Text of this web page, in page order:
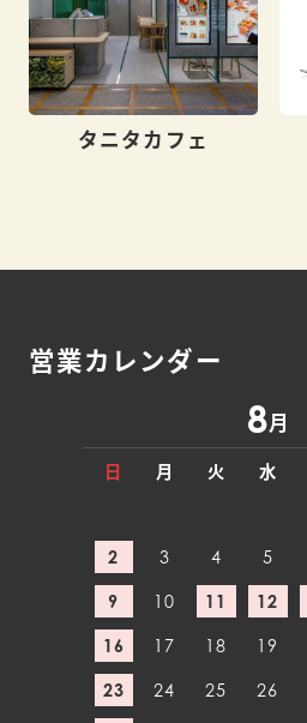
タニタカフェ
営業カレンダー
8月
日 月 火 水
2 3 4 5
9 10 11 12
16 17 18 19
23 24 25 26